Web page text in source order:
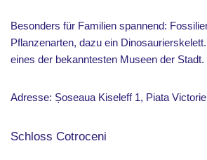
Besonders für Familien spannend:
Pflanzenarten, dazu ein
eines der bekanntesten Museen der Stadt.
Adresse: Șoseaua Kiseleff 1, Piata
Schloss Cotroceni